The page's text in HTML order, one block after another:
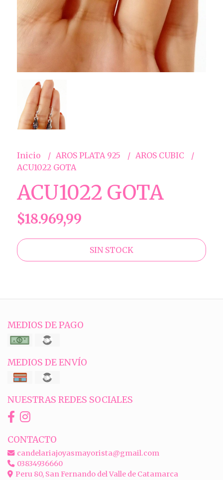
Inicio AROS PLATA 925
AROS CUBIC
ACU1022 GOTA
ACU1022 GOTA
$18.969,99
SIN STOCK
MEDIOS DE PAGO
MEDIOS DE ENVÍO
NUESTRAS REDES SOCIALES
CONTACTO
candelariajoyasmayorista@gmail.com
03834936660
Peru 80, San Fernando del Valle de Catamarca